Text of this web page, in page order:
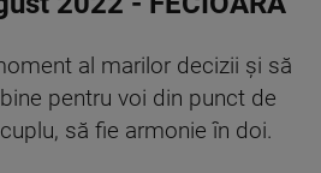
al marilor decizii şi să
pentru voi din punct de
să fie armonie în doi.